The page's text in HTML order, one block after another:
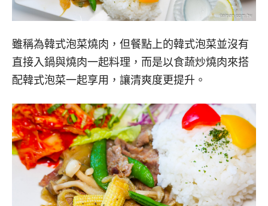
雖稱為韓式泡菜燒肉，但餐點上的韓式泡菜並沒有
直接入鍋與燒肉一起料理，而是以食蔬炒燒肉來搭
配韓式泡菜一起享用，讓清爽度更提升。